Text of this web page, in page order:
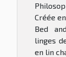
Créée
Bed
linges
en lin